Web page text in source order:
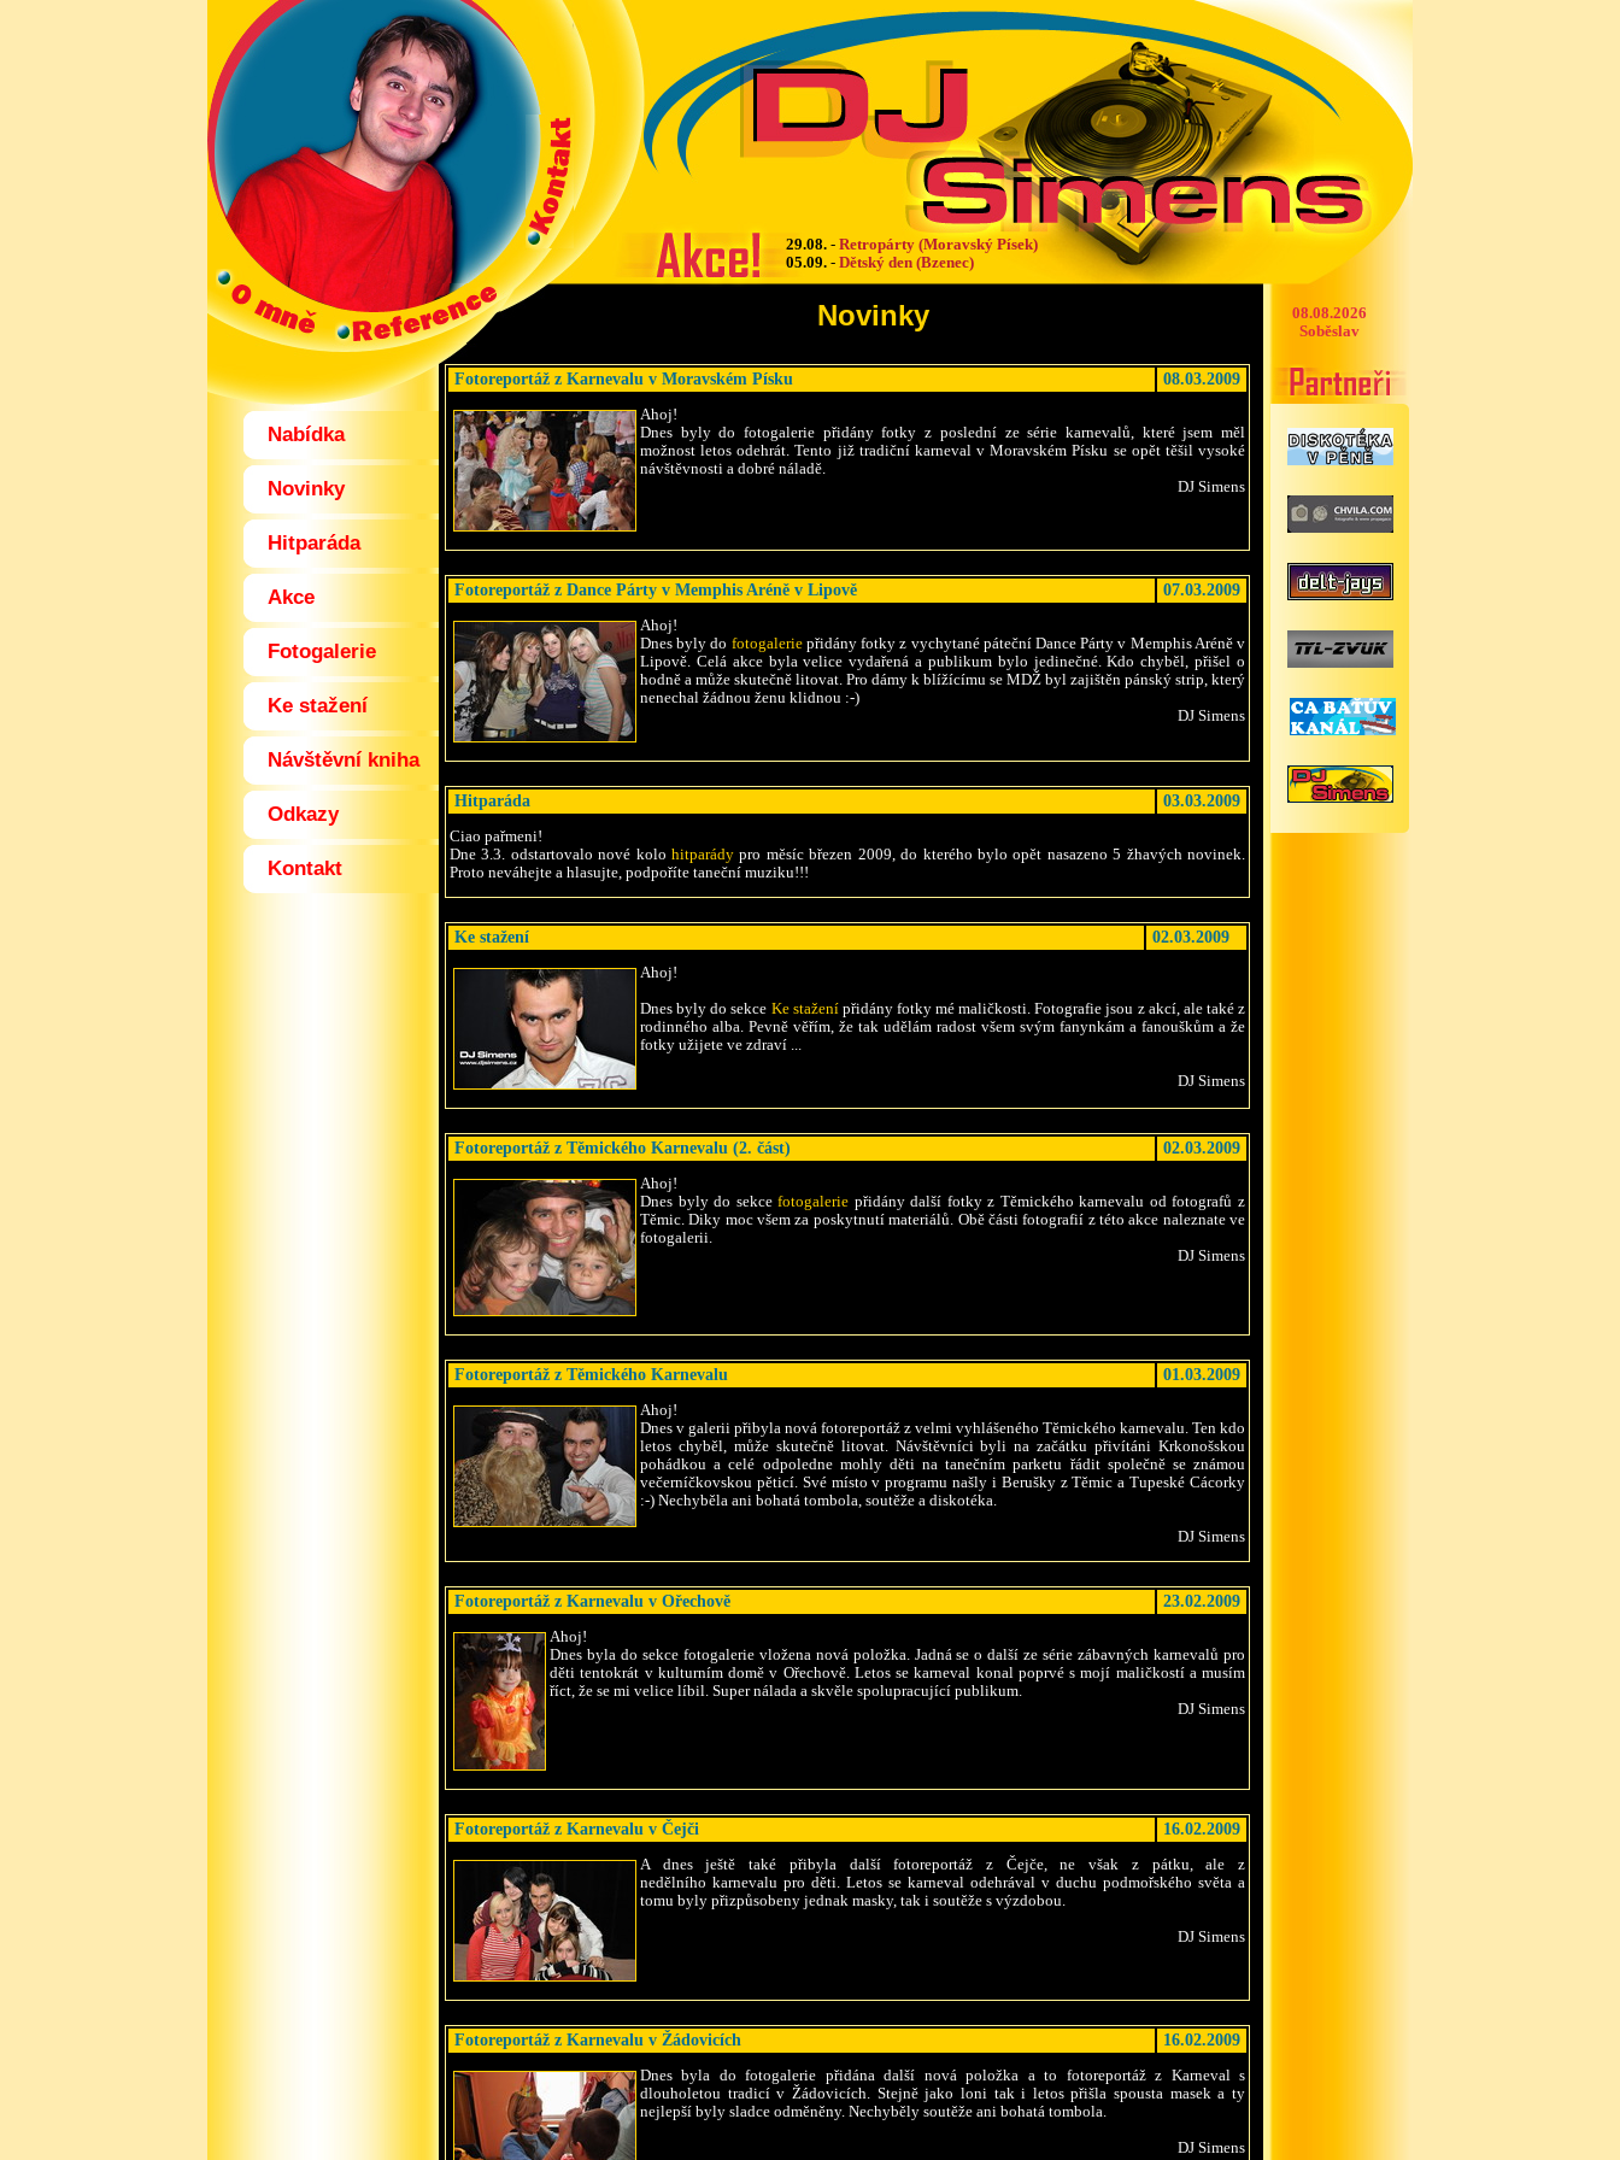
29.08. - Retropárty (Moravský Písek)
05.09. - Dětský den (Bzenec)
08.08.2026
Soběslav
Novinky
Nabídka
Novinky
Hitparáda
Akce
Fotogalerie
Ke stažení
Návštěvní kniha
Odkazy
Kontakt
Fotoreportáž z Karnevalu v Moravském Písku 08.03.2009
Ahoj!
Dnes byly do fotogalerie přidány fotky z poslední ze série karnevalů, které jsem měl
možnost letos odehrát. Tento již tradiční karneval v Moravském Písku se opět těšil vysoké
návštěvnosti a dobré náladě.
DJ Simens
Fotoreportáž z Dance Párty v Memphis Aréně v Lipově 07.03.2009
Ahoj!
Dnes byly do fotogaleriepřidány fotky z vychytané páteční Dance Párty v Memphis Aréně v
Lipově. Celá akce byla velice vydařená a publikum bylo jedinečné. Kdo chyběl, přišel o
hodně a může skutečně litovat. Pro dámy k blížícímu se MDŽ byl zajištěn pánský strip, který
nenechal žádnou ženu klidnou :-)
DJ Simens
Hitparáda 03.03.2009
Ciao pařmeni!
Dne 3.3. odstartovalo nové kolohitparády pro měsíc březen 2009, do kterého bylo opět nasazeno 5 žhavých novinek.
Proto neváhejte a hlasujte, podpoříte taneční muziku!!!
Ke stažení 02.03.2009
Ahoj!
Dnes byly do sekce Ke staženípřidány fotky mé maličkosti. Fotografie jsou z akcí, ale také z
rodinného alba. Pevně věřím, že tak udělám radost všem svým fanynkám a fanouškům a že
fotky užijete ve zdraví ...
DJ Simens
Fotoreportáž z Těmického Karnevalu (2. část) 02.03.2009
Ahoj!
Dnes byly do sekcefotogalerie přidány další fotky z Těmického karnevalu od fotografů z
Těmic. Diky moc všem za poskytnutí materiálů. Obě části fotografií z této akce naleznate ve
fotogalerii.
DJ Simens
Fotoreportáž z Těmického Karnevalu 01.03.2009
Ahoj!
Dnes v galerii přibyla nová fotoreportáž z velmi vyhlášeného Těmického karnevalu. Ten kdo
letos chyběl, může skutečně litovat. Návštěvníci byli na začátku přivítáni Krkonošskou
pohádkou a celé odpoledne mohly děti na tanečním parketu řádit společně se známou
večerníčkovskou pěticí. Své místo v programu našly i Berušky z Těmic a Tupeské Cácorky
:-) Nechyběla ani bohatá tombola, soutěže a diskotéka.
DJ Simens
Fotoreportáž z Karnevalu v Ořechově 23.02.2009
Ahoj!
Dnes byla do sekce fotogalerie vložena nová položka. Jadná se o další ze série zábavných karnevalů pro
děti tentokrát v kulturním domě v Ořechově. Letos se karneval konal poprvé s mojí maličkostí a musím
říct, že se mi velice líbil. Super nálada a skvěle spolupracující publikum.
DJ Simens
Fotoreportáž z Karnevalu v Čejči 16.02.2009
A dnes ještě také přibyla další fotoreportáž z Čejče, ne však z pátku, ale z
nedělního karnevalu pro děti. Letos se karneval odehrával v duchu podmořského světa a
tomu byly přizpůsobeny jednak masky, tak i soutěže s výzdobou.
DJ Simens
Fotoreportáž z Karnevalu v Žádovicích 16.02.2009
Dnes byla do fotogalerie přidána další nová položka a to fotoreportáž z Karneval s
dlouholetou tradicí v Žádovicích. Stejně jako loni tak i letos přišla spousta masek a ty
nejlepší byly sladce odměněny. Nechyběly soutěže ani bohatá tombola.
DJ Simens